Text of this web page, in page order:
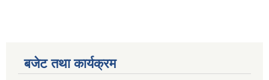
बजेट तथा कार्यक्रम